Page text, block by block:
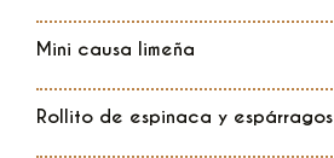
Mini causa limeña
Rollito de espinaca y espárragos